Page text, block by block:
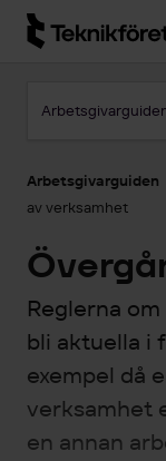
Hoppa till
Arbetsgivarguiden
av verksamhet
Reglerna
bli aktuella i
exempel då
verksamhet
en annan